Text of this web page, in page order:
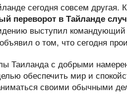
сегодня совсем другая.
переворот в Тайланде
выступил
о том, что сегодня
Таиланда с добрыми
обеспечить мир и
своими обычными